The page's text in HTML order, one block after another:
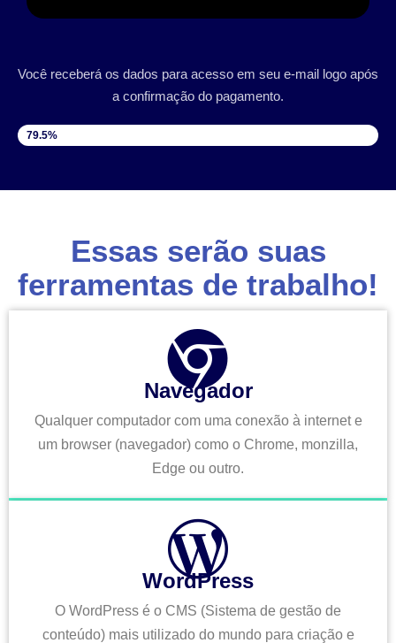
Você receberá os dados para acesso em seu e-mail logo após
a confirmação do pagamento.
VAGAS DISPONÍVEIS
79.5%
Essas serão suas
ferramentas de trabalho!
Navegador
Qualquer computador com uma conexão à internet e
um browser (navegador) como o Chrome, monzilla,
Edge ou outro.
WordPress
O WordPress é o CMS (Sistema de gestão de
conteúdo) mais utilizado do mundo para criação e